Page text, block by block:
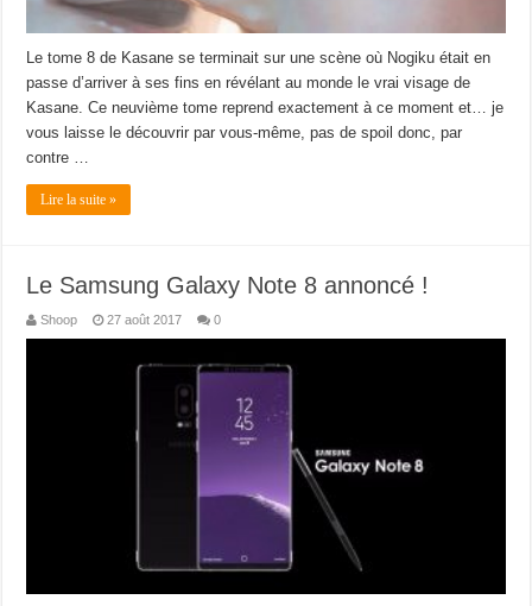
Le tome 8 de Kasane se terminait sur une scène où Nogiku était en
passe d’arriver à ses fins en révélant au monde le vrai visage de
Kasane. Ce neuvième tome reprend exactement à ce moment et… je
vous laisse le découvrir par vous-même, pas de spoil donc, par
contre …
Lire la suite »
Le Samsung Galaxy Note 8 annoncé !
Shoop 27 août 2017 0